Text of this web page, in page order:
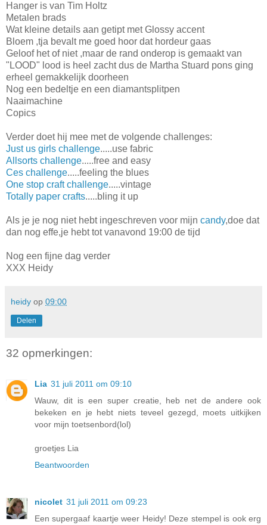
Hanger is van Tim Holtz
Metalen brads
Wat kleine details aan getipt met Glossy accent
Bloem ,tja bevalt me goed hoor dat hordeur gaas
Geloof het of niet ,maar de rand onderop is gemaakt van
"LOOD" lood is heel zacht dus de Martha Stuard pons ging
erheel gemakkelijk doorheen
Nog een bedeltje en een diamantsplitpen
Naaimachine
Copics
Verder doet hij mee met de volgende challenges:
Just us girls challenge.....use fabric
Allsorts challenge.....free and easy
Ces challenge.....feeling the blues
One stop craft challenge.....vintage
Totally paper crafts.....bling it up
Als je je nog niet hebt ingeschreven voor mijn candy,doe dat
dan nog effe,je hebt tot vanavond 19:00 de tijd
Nog een fijne dag verder
XXX Heidy
heidy op 09:00
Delen
32 opmerkingen:
Lia 31 juli 2011 om 09:10
Wauw, dit is een super creatie, heb net de andere ook
bekeken en je hebt niets teveel gezegd, moets uitkijken
voor mijn toetsenbord(lol)
groetjes Lia
Beantwoorden
nicolet 31 juli 2011 om 09:23
Een supergaaf kaartje weer Heidy! Deze stempel is ook erg